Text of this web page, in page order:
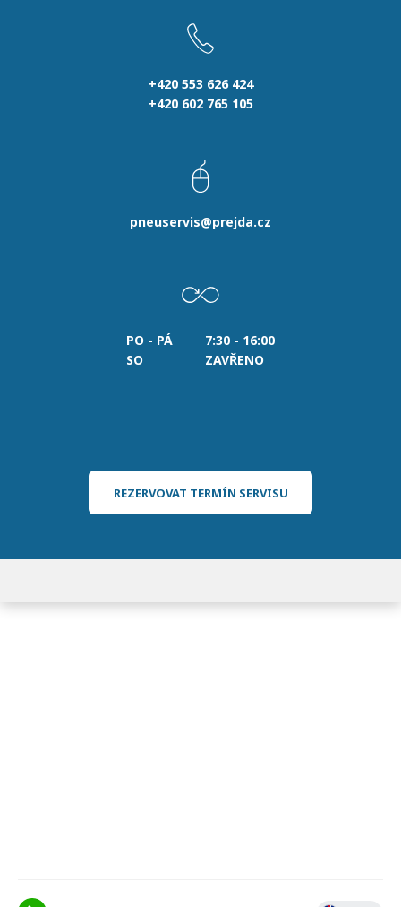
+420 553 626 424
+420 602 765 105
pneuservis@prejda.cz
PO - PÁ
7:30 - 16:00
SO
ZAVŘENO
REZERVOVAT TERMÍN SERVISU